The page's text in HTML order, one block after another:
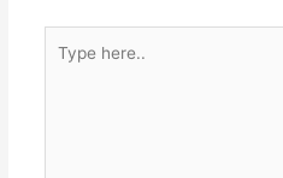
here..